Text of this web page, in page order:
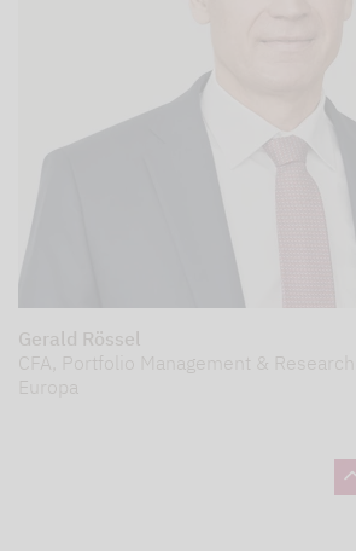
Gerald Rössel
CFA, Portfolio Management &
Europa